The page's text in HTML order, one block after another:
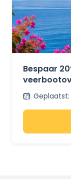
Bespaar
Geplaatst: